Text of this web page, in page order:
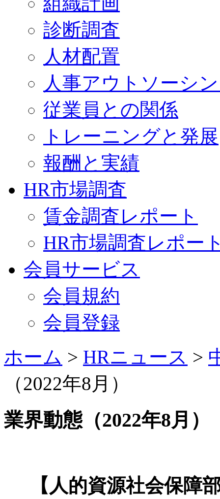
診断調査
人材配置
人事アウトソーシ
従業員との関係
トレーニングと発展
報酬と実績
HR市場調査
賃金調査レポート
HR市場調査レポー
会員サービス
会員規約
会員登録
ホーム > HRニュース >
（2022年8月）
業界動態（2022年8月）
【人的資源社会保障